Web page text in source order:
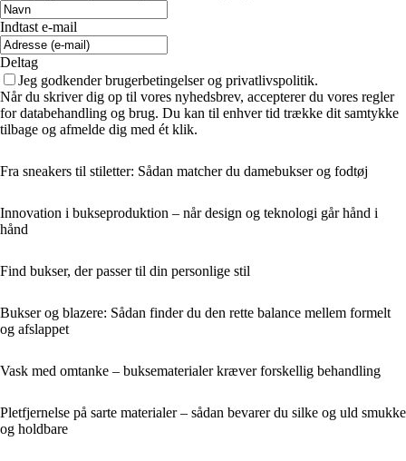
Indtast e-mail
Deltag
Jeg godkender brugerbetingelser og privatlivspolitik.
Når du skriver dig op til vores nyhedsbrev, accepterer du vores regler
for databehandling og brug. Du kan til enhver tid trække dit samtykke
tilbage og afmelde dig med ét klik.
Fra sneakers til stiletter: Sådan matcher du damebukser og fodtøj
Innovation i bukseproduktion – når design og teknologi går hånd i
hånd
Find bukser, der passer til din personlige stil
Bukser og blazere: Sådan finder du den rette balance mellem formelt
og afslappet
Vask med omtanke – buksematerialer kræver forskellig behandling
Pletfjernelse på sarte materialer – sådan bevarer du silke og uld smukke
og holdbare